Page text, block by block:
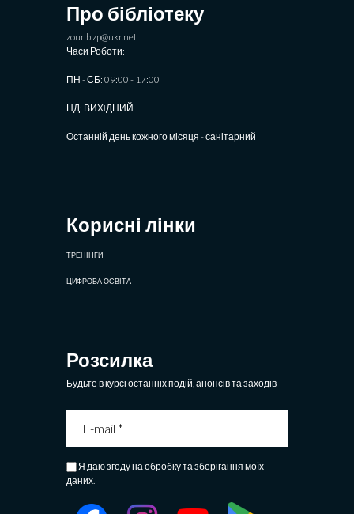
Про бібліотеку
zounb.zp@ukr.net
Часи Роботи:
ПН - СБ: 09:00 - 17:00
НД: ВИХIДНИЙ
Останній день кожного місяця - санітарний
Корисні лінки
ТРЕНІНГИ
ЦИФРОВА ОСВІТА
Розсилка
Будьте в курсі останніх подій, анонсів та заходів
Я даю згоду на обробку та зберігання моїх
даних.